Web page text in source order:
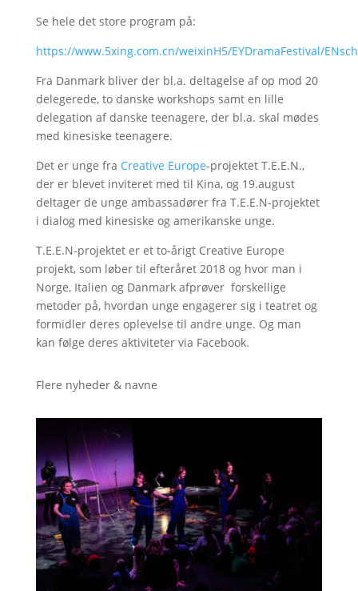
Se hele det store program på:
https://www.5xing.com.cn/weixinH5/EYDramaFestival/
Fra Danmark bliver der bl.a. deltagelse af op mod 20
delegerede, to danske workshops samt en lille
delegation af danske teenagere, der bl.a. skal mødes
med kinesiske teenagere.
Det er unge fra Creative Europe-projektet T.E.E.N.,
der er blevet inviteret med til Kina, og 19.august
deltager de unge ambassadører fra T.E.E.N-projektet
i dialog med kinesiske og amerikanske unge.
T.E.E.N-projektet er et to-årigt Creative Europe
projekt, som løber til efteråret 2018 og hvor man i
Norge, Italien og Danmark afprøver forskellige
metoder på, hvordan unge engagerer sig i teatret og
formidler deres oplevelse til andre unge. Og man
kan følge deres aktiviteter via Facebook.
Flere nyheder & navne